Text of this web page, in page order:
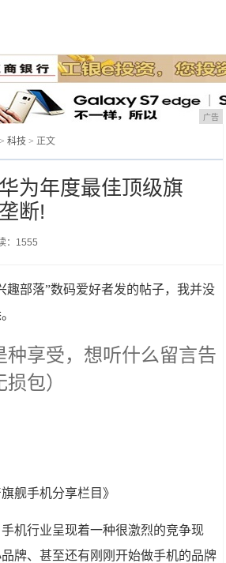
广告
>科技 > 正文
为年度最佳顶级旗
断!
：1555
趣部落”数码爱好者发的帖子，我并没
种享受，想听什么留言告
包）
舰手机分享栏目》
机行业呈现着一种很激烈的竞争现
牌、甚至还有刚刚开始做手机的品牌